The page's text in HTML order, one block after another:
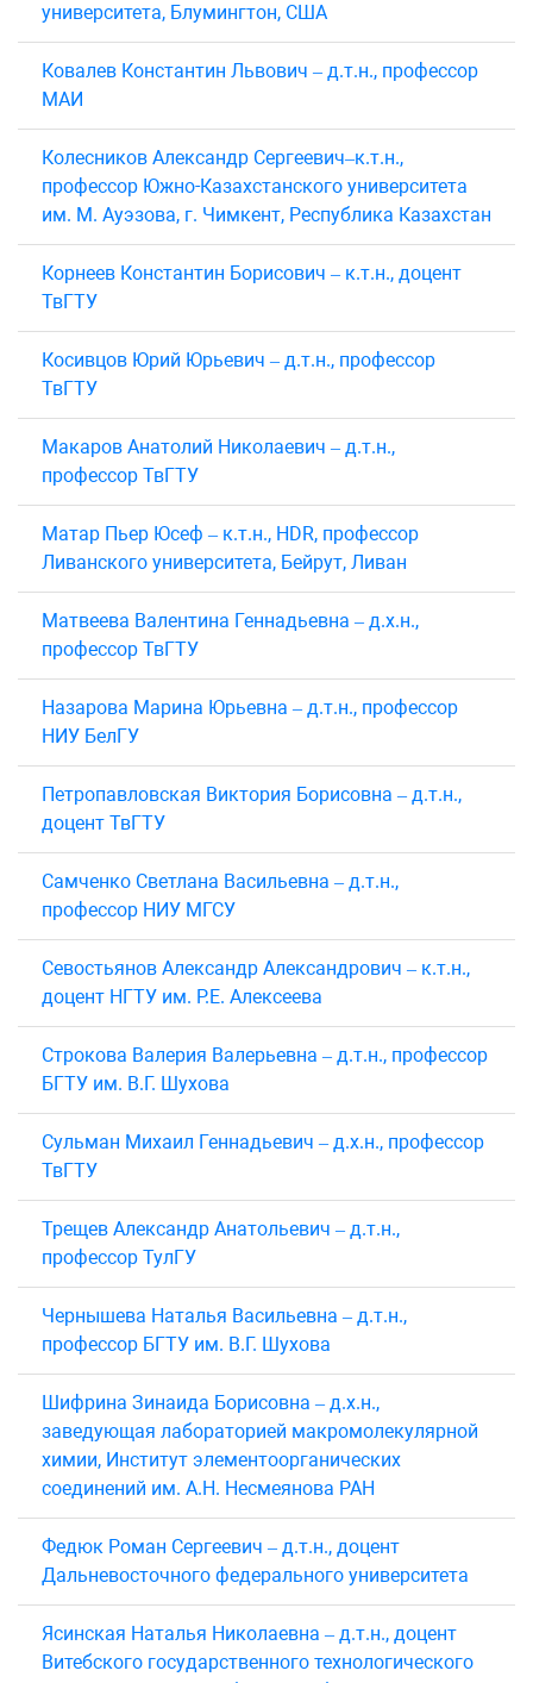
университета, Блумингтон, США
Ковалев Константин Львович – д.т.н., профессор
МАИ
Колесников Александр Сергеевич–к.т.н.,
профессор Южно-Казахстанского университета
им. М. Ауэзова, г. Чимкент, Республика Казахстан
Корнеев Константин Борисович – к.т.н., доцент
ТвГТУ
Косивцов Юрий Юрьевич – д.т.н., профессор
ТвГТУ
Макаров Анатолий Николаевич – д.т.н.,
профессор ТвГТУ
Матар Пьер Юсеф – к.т.н., HDR, профессор
Ливанского университета, Бейрут, Ливан
Матвеева Валентина Геннадьевна – д.х.н.,
профессор ТвГТУ
Назарова Марина Юрьевна – д.т.н., профессор
НИУ БелГУ
Петропавловская Виктория Борисовна – д.т.н.,
доцент ТвГТУ
Самченко Светлана Васильевна – д.т.н.,
профессор НИУ МГСУ
Севостьянов Александр Александрович – к.т.н.,
доцент НГТУ им. Р.Е. Алексеева
Строкова Валерия Валерьевна – д.т.н., профессор
БГТУ им. В.Г. Шухова
Сульман Михаил Геннадьевич – д.х.н., профессор
ТвГТУ
Трещев Александр Анатольевич – д.т.н.,
профессор ТулГУ
Чернышева Наталья Васильевна – д.т.н.,
профессор БГТУ им. В.Г. Шухова
Шифрина Зинаида Борисовна – д.х.н.,
заведующая лабораторией макромолекулярной
химии, Институт элементоорганических
соединений им. А.Н. Несмеянова РАН
Федюк Роман Сергеевич – д.т.н., доцент
Дальневосточного федерального университета
Ясинская Наталья Николаевна – д.т.н., доцент
Витебского государственного технологического